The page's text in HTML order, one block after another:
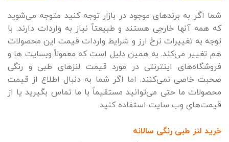
شما اگر به برندهای موجود در بازار توجه کنید متوجه می‌شوید
که همه آنها خارجی هستند و طبیعتاً نیاز به واردات دارند. با
توجه به تغییرات نرخ ارز و شرایط واردات قیمت این محصولات
هم تغییر می‌کند. به همین دلیل است که معمولاً وبسایت ها و
فروشگاه‌های اینترنتی در مورد قیمت لنزهای طبی و رنگی
صحبت خاصی نمی‌کنند. اما اگر شما به دنبال اطلاع از قیمت
محصولات ما حتی می‌توانید مستقیماً با ما تماس بگیرید یا از
قیمت‌های وب سایت استفاده کنید.
خرید لنز طبی رنگی سالانه